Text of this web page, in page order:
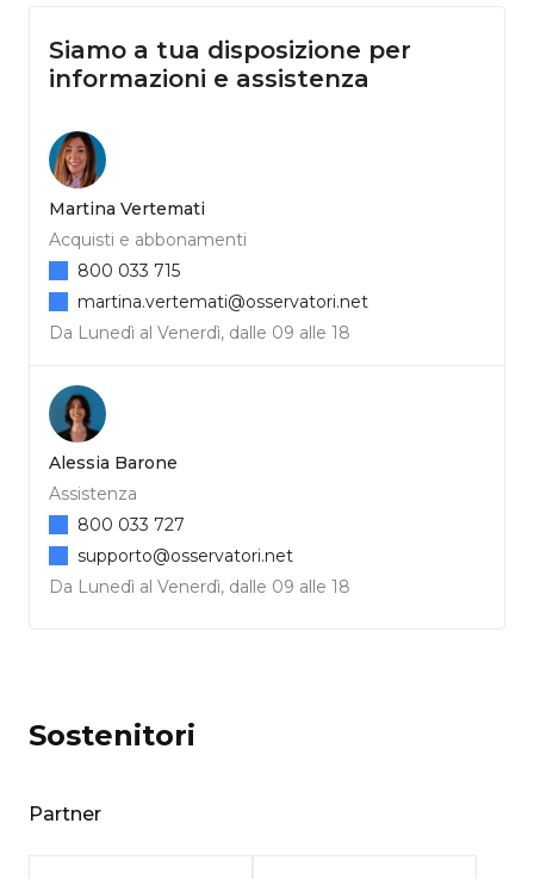
Siamo a tua disposizione per
informazioni e assistenza
Martina Vertemati
Acquisti e abbonamenti
Da Lunedì al Venerdì, dalle 09 alle 18
800 033 715
martina.vertemati@osservatori.net
Alessia Barone
Assistenza
Da Lunedì al Venerdì, dalle 09 alle 18
800 033 727
supporto@osservatori.net
Sostenitori
Partner